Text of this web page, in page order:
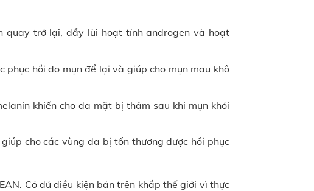
quay trở lại, đẩy lùi hoạt tính androgen và hoạt
hồi do mụn để lại và giúp cho mụn mau khô
khiến cho da mặt bị thâm sau khi mụn khỏi
cho các vùng da bị tổn thương được hồi phục
Có đủ điều kiện bán trên khắp thế giới vì thực